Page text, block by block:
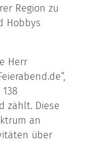
Region zu
Hobbys
Herr
zählt. Diese
an
über